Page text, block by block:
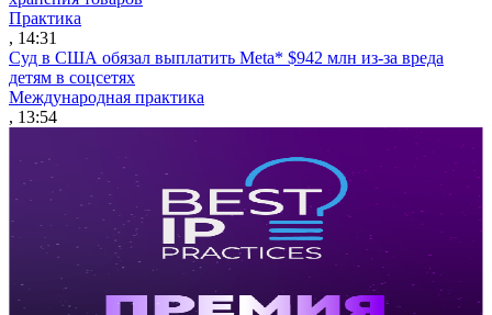
Практика
, 14:31
Суд в США обязал выплатить Meta* $942 млн из-за вреда
детям в соцсетях
Международная практика
, 13:54